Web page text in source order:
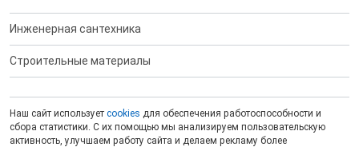
Инженерная сантехника
Строительные материалы
Наш сайт использует cookies для обеспечения работоспособности и
сбора статистики. С их помощью мы анализируем пользовательскую
активность, улучшаем работу сайта и делаем рекламу более